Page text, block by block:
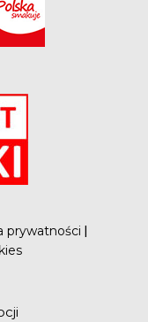
prywatności |